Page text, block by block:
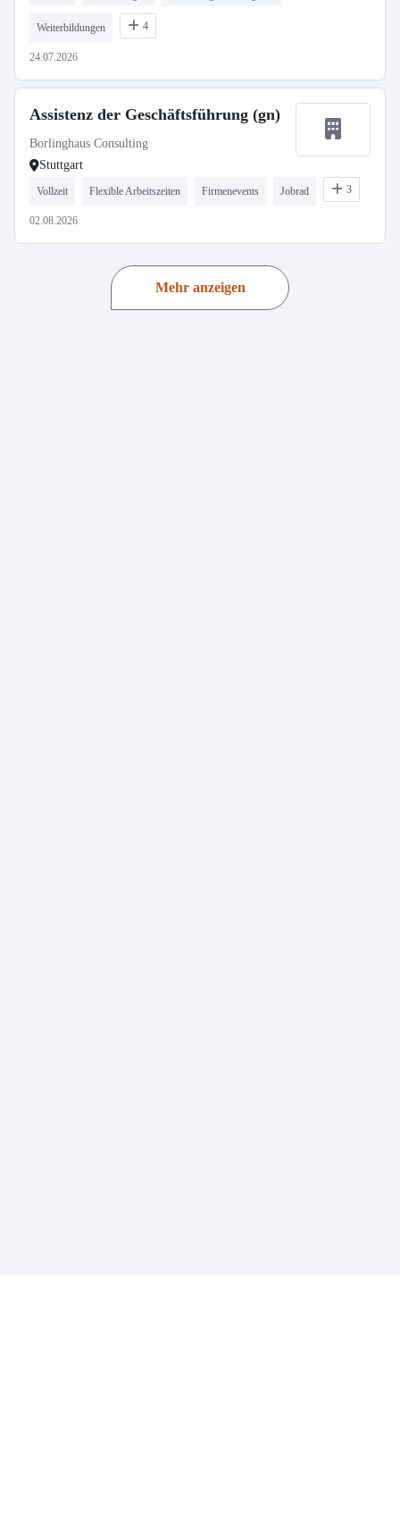
Weiterbildungen 4
24.07.2026
Assistenz der Geschäftsführung (gn)
Borlinghaus Consulting
Stuttgart
Vollzeit Flexible Arbeitszeiten Firmenevents Jobrad 3
02.08.2026
Mehr anzeigen